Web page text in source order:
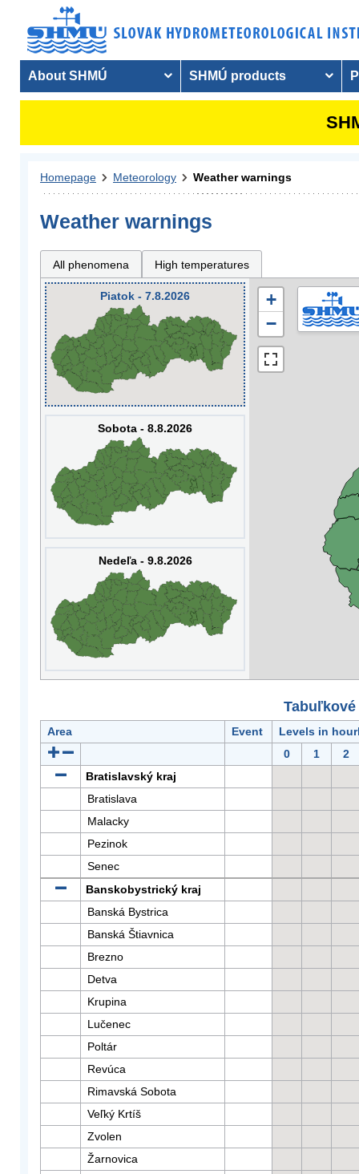
About SHMÚ SHMÚ products
Homepage Meteorology Weather warnings
Weather warnings
All phenomena High temperatures
Piatok - 7.8.2026
Sobota - 8.8.2026
Nedeľa - 9.8.2026
+
−
Area Event
Levels in
0
1
2
Bratislavský kraj
Bratislava
Malacky
Pezinok
Senec
Banskobystrický kraj
Banská Bystrica
Banská Štiavnica
Brezno
Detva
Krupina
Lučenec
Poltár
Revúca
Rimavská Sobota
Veľký Krtíš
Zvolen
Žarnovica